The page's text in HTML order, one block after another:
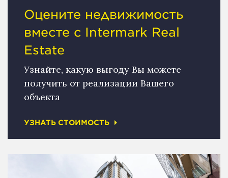
Оцените недвижимость
вместе с Intermark Real
Estate
Узнайте, какую выгоду Вы можете
получить от реализации Вашего
объекта
УЗНАТЬ СТОИМОСТЬ